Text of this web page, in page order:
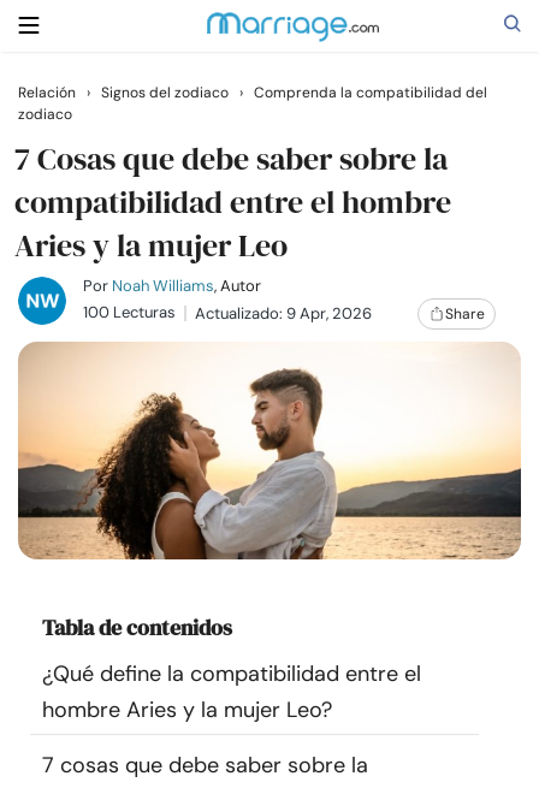
Buscar
Casarse
Relaciones
Familia
Cursos
Recursos
Comunidad
Encuentra un terapeuta
Idioma
Relación › Signos del zodiaco › Comprenda la compatibilidad del
zodiaco
7 Cosas que debe saber sobre la
compatibilidad entre el hombre
Aries y la mujer Leo
Por Noah Williams, Autor
100 Lecturas
Actualizado: 9 Apr, 2026 Share
Tabla de contenidos
¿Qué define la compatibilidad entre el
hombre Aries y la mujer Leo?
7 cosas que debe saber sobre la